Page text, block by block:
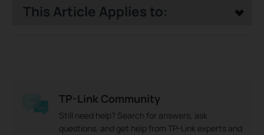
This Article Applies to:
TP-Link Community
Still need help? Search for answers, ask
questions, and get help from TP-Link experts and